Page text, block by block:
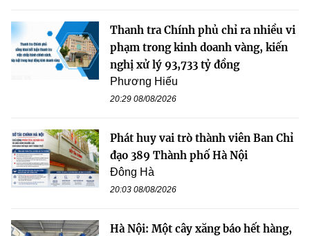
Thanh tra Chính phủ chỉ ra nhiều vi
phạm trong kinh doanh vàng, kiến
nghị xử lý 93,733 tỷ đồng
Phương Hiếu
20:29 08/08/2026
Phát huy vai trò thành viên Ban Chỉ
đạo 389 Thành phố Hà Nội
Đông Hà
20:03 08/08/2026
Hà Nội: Một cây xăng báo hết hàng,